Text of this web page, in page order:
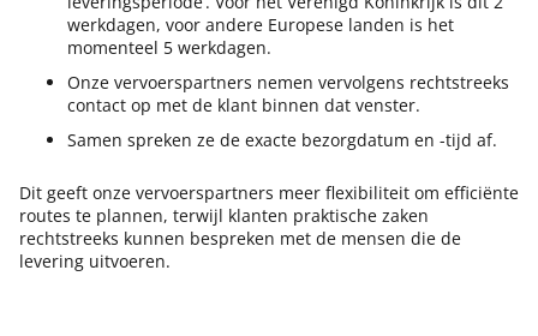
werkdagen, voor andere Europese landen is het
momenteel 5 werkdagen.
Onze vervoerspartners nemen vervolgens rechtstreeks
contact op met de klant binnen dat venster.
Samen spreken ze de exacte bezorgdatum en -tijd af.
Dit geeft onze vervoerspartners meer flexibiliteit om efficiënte
routes te plannen, terwijl klanten praktische zaken
rechtstreeks kunnen bespreken met de mensen die de
levering uitvoeren.